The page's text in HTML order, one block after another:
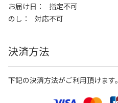
お届け日
指定不可
のし
対応不可
決済方法
下記の決済方法がご利用頂けます。